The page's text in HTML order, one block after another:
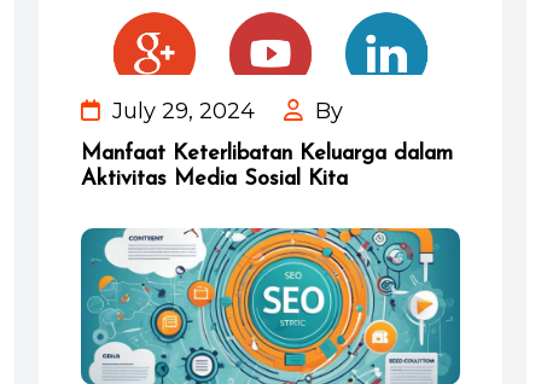
July 29, 2024 By
Manfaat Keterlibatan Keluarga dalam
Aktivitas Media Sosial Kita